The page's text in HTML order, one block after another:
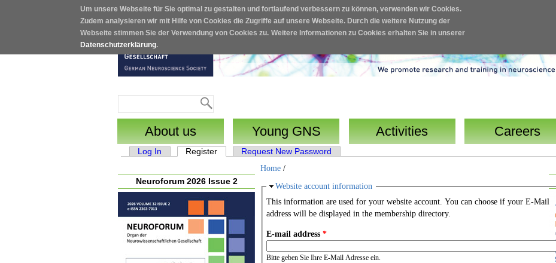
Um unsere Webseite für Sie optimal zu gestalten und fortlaufend verbessern zu können, verwenden wir Cookies.
Zudem analysieren wir mit Hilfe von Cookies die Zugriffe auf unsere Webseite. Durch die weitere Nutzung der
Webseite stimmen Sie der Verwendung von Cookies zu. Weitere Informationen zu Cookies erhalten Sie in unserer
Datenschutzerklärung.
Skip to main content
Search form
About us Young GNS Activities Careers
Log In Register (active tab)Request New Password
Neuroforum 2026 Issue 2
Home /
Hide
Website account information
This information are used for your website account. You can choose if your E-Mail
address will be displayed in the membership directory.
E-mail address*
Bitte geben Sie Ihre E-Mail Adresse ein.